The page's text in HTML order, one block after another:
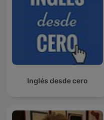
Inglés desde cero